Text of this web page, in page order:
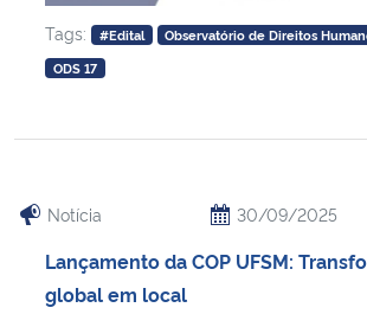
Tags: #Edital Observatório de Direitos
ODS 17
Notícia 30/09/2025
Lançamento da COP UFSM:
global em local